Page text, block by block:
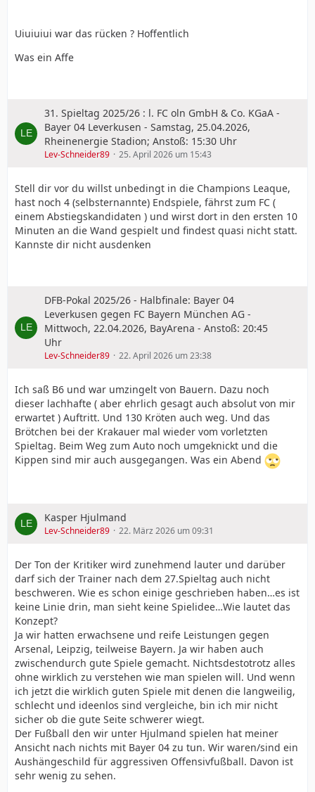
Uiuiuiui war das rücken ? Hoffentlich
Was ein Affe
31. Spieltag 2025/26 : l. FC oln GmbH & Co. KGaA -
Bayer 04 Leverkusen - Samstag, 25.04.2026,
Rheinenergie Stadion; Anstoß: 15:30 Uhr
Lev-Schneider89 25. April 2026 um 15:43
Stell dir vor du willst unbedingt in die Champions Leaque,
hast noch 4 (selbsternannte) Endspiele, fährst zum FC (
einem Abstiegskandidaten ) und wirst dort in den ersten 10
Minuten an die Wand gespielt und findest quasi nicht statt.
Kannste dir nicht ausdenken
DFB-Pokal 2025/26 - Halbfinale: Bayer 04
Leverkusen gegen FC Bayern München AG -
Mittwoch, 22.04.2026, BayArena - Anstoß: 20:45
Uhr
Lev-Schneider89 22. April 2026 um 23:38
Ich saß B6 und war umzingelt von Bauern. Dazu noch
dieser lachhafte ( aber ehrlich gesagt auch absolut von mir
erwartet ) Auftritt. Und 130 Kröten auch weg. Und das
Brötchen bei der Krakauer mal wieder vom vorletzten
Spieltag. Beim Weg zum Auto noch umgeknickt und die
Kippen sind mir auch ausgegangen. Was ein Abend
Kasper Hjulmand
Lev-Schneider89 22. März 2026 um 09:31
Der Ton der Kritiker wird zunehmend lauter und darüber
darf sich der Trainer nach dem 27.Spieltag auch nicht
beschweren. Wie es schon einige geschrieben haben…es ist
keine Linie drin, man sieht keine Spielidee…Wie lautet das
Konzept?
Ja wir hatten erwachsene und reife Leistungen gegen
Arsenal, Leipzig, teilweise Bayern. Ja wir haben auch
zwischendurch gute Spiele gemacht. Nichtsdestotrotz alles
ohne wirklich zu verstehen wie man spielen will. Und wenn
ich jetzt die wirklich guten Spiele mit denen die langweilig,
schlecht und ideenlos sind vergleiche, bin ich mir nicht
sicher ob die gute Seite schwerer wiegt.
Der Fußball den wir unter Hjulmand spielen hat meiner
Ansicht nach nichts mit Bayer 04 zu tun. Wir waren/sind ein
Aushängeschild für aggressiven Offensivfußball. Davon ist
sehr wenig zu sehen.